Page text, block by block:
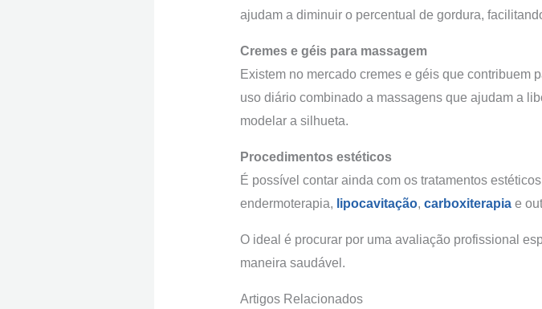
ajudam a diminuir o percentual de gordura,
Cremes e géis para massagem
Existem no mercado cremes e géis que contribuem
uso diário combinado a massagens que ajudam a
modelar a silhueta.
Procedimentos estéticos
É possível contar ainda com os tratamentos
endermoterapia, lipocavitação, carboxiterapiae
O ideal é procurar por uma avaliação profissional
maneira saudável.
Artigos Relacionados